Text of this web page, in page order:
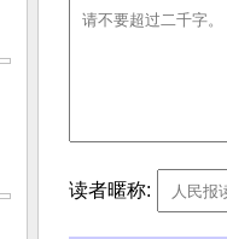
读者暱称: